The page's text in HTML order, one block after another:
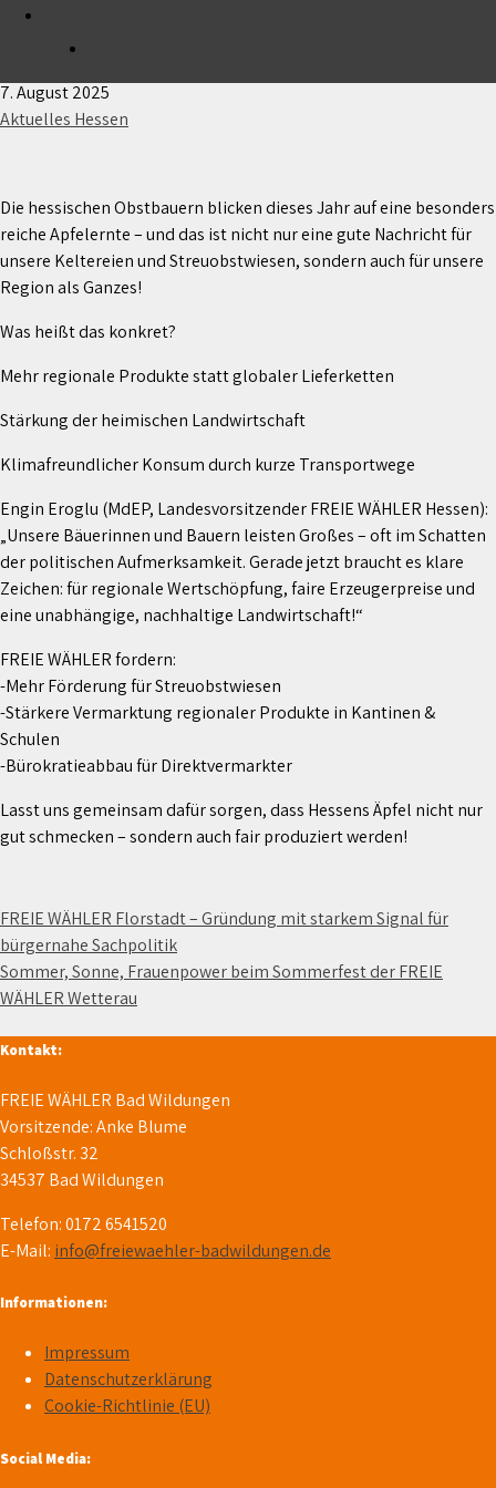
Gute Apfelerträge in Hessen – Regionalität stärken,
Landwirtschaft wertschätzen!
7. August 2025
Aktuelles Hessen
Die hessischen Obstbauern blicken dieses Jahr auf eine besonders
reiche Apfelernte – und das ist nicht nur eine gute Nachricht für
unsere Keltereien und Streuobstwiesen, sondern auch für unsere
Region als Ganzes!
Was heißt das konkret?
Mehr regionale Produkte statt globaler Lieferketten
Stärkung der heimischen Landwirtschaft
Klimafreundlicher Konsum durch kurze Transportwege
Engin Eroglu (MdEP, Landesvorsitzender FREIE WÄHLER Hessen):
„Unsere Bäuerinnen und Bauern leisten Großes – oft im Schatten
der politischen Aufmerksamkeit. Gerade jetzt braucht es klare
Zeichen: für regionale Wertschöpfung, faire Erzeugerpreise und
eine unabhängige, nachhaltige Landwirtschaft!“
FREIE WÄHLER fordern:
-Mehr Förderung für Streuobstwiesen
-Stärkere Vermarktung regionaler Produkte in Kantinen &
Schulen
-Bürokratieabbau für Direktvermarkter
Lasst uns gemeinsam dafür sorgen, dass Hessens Äpfel nicht nur
gut schmecken – sondern auch fair produziert werden!
Beitragsnavigation
FREIE WÄHLER Florstadt – Gründung mit starkem Signal für
bürgernahe Sachpolitik
Sommer, Sonne, Frauenpower beim Sommerfest der FREIE
WÄHLER Wetterau
Kontakt:
FREIE WÄHLER Bad Wildungen
Vorsitzende: Anke Blume
Schloßstr. 32
34537 Bad Wildungen
Telefon: 0172 6541520
E-Mail: info@freiewaehler-badwildungen.de
Informationen:
Impressum
Datenschutzerklärung
Cookie-Richtlinie (EU)
Social Media: